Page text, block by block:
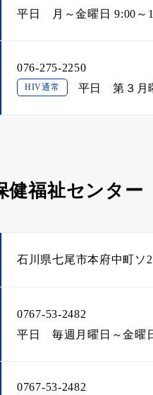
平日
月～金曜日 9:00～
076-275-2250
HIV通常 平日 第３月
健福祉センター
石川県七尾市本府中町
0767-53-2482
平日
毎週月曜日～金曜
0767-53-2482